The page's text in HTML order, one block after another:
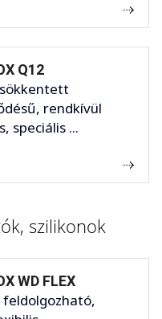
Q12
rendkívül
speciális ...
szilikonok
WD FLEX
feldolgozható,